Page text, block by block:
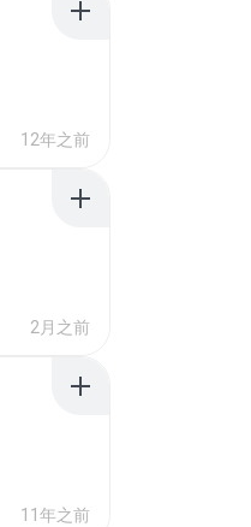
12年之前
2月之前
11年之前